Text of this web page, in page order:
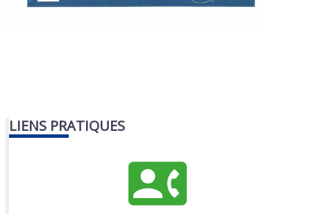
LIENS PRATIQUES